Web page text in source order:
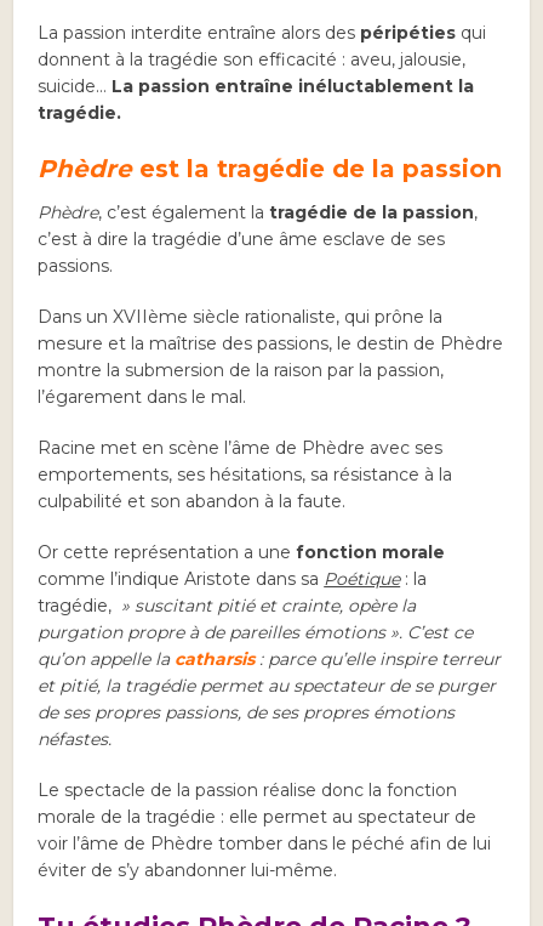
La passion interdite entraîne alors des péripéties qui
donnent à la tragédie son efficacité : aveu, jalousie,
suicide… La passion entraîne inéluctablement la
tragédie.
Phèdreest la tragédie de la passion
Phèdre, c’est également latragédie de la passion,
c’est à dire la tragédie d’une âme esclave de ses
passions.
Dans un XVIIème siècle rationaliste, qui prône la
mesure et la maîtrise des passions, le destin de Phèdre
montre la submersion de la raison par la passion,
l’égarement dans le mal.
Racine met en scène l’âme de Phèdre avec ses
emportements, ses hésitations, sa résistance à la
culpabilité et son abandon à la faute.
Or cette représentation a unefonction morale
comme l’indique Aristote dans sa Poétique: la
tragédie, » suscitant pitié et crainte, opère la
purgation propre à de pareilles émotions ». C’est ce
qu’on appelle la catharsis: parce qu’elle inspire terreur
et pitié, la tragédie permet au spectateur de se purger
de ses propres passions, de ses propres émotions
néfastes.
Le spectacle de la passion réalise donc la fonction
morale de la tragédie : elle permet au spectateur de
voir l’âme de Phèdre tomber dans le péché afin de lui
éviter de s’y abandonner lui-même.